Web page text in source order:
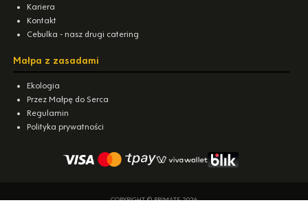
Kariera
Kontakt
Cebulka - nasz drugi catering
Małpa z zasadami
Ekologia
Przez Małpę do Serca
Regulamin
Polityka prywatności
COPYRIGHT © PRIMATE 2026